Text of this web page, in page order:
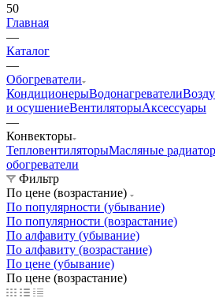
50
Главная
—
Каталог
—
Обогреватели
КондиционерыВодонагреватели
и осушениеВентиляторыАксессуары
—
Конвекторы
ТепловентиляторыМасляные
обогреватели
Фильтр
По цене (возрастание)
По популярности (убывание)
По популярности (возрастание)
По алфавиту (убывание)
По алфавиту (возрастание)
По цене (убывание)
По цене (возрастание)